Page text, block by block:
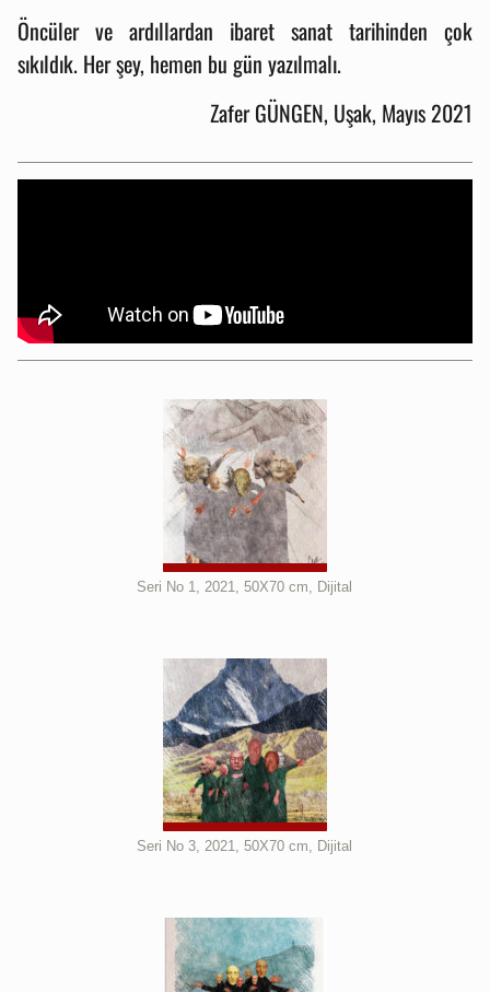
Öncüler ve ardıllardan ibaret sanat tarihinden çok
sıkıldık. Her şey, hemen bu gün yazılmalı.
Zafer GÜNGEN, Uşak, Mayıs 2021
Seri No 1, 2021, 50X70 cm, Dijital
Seri No 3, 2021, 50X70 cm, Dijital